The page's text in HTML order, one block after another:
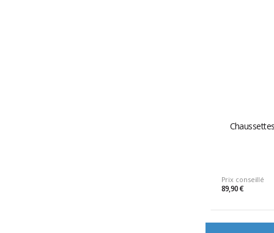
Prix conseillé
89,90 €